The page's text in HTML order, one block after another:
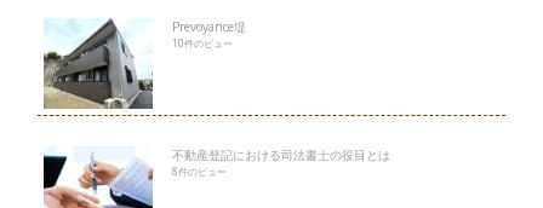
Prevoyance堤
10件のビュー
不動産登記における司法書士の役目とは
8件のビュー